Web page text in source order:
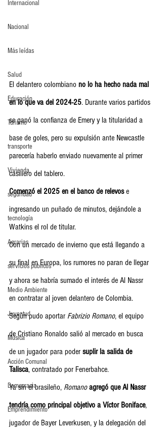
Internacional
Nacional
Más leídas
Salud
Educación
Turismo
transporte
Vivienda
seguridad
tecnología
Agrarias
servicios publicos
Medio Ambiente
Juventud
Música
Acción Comunal
Democracia
Emprendimiento
El delantero colombiano no lo ha hecho nada mal
en lo que va del 2024-25. Durante varios partidos
se ganó la confianza de Emery y la titularidad a
base de goles, pero su expulsión ante Newcastle
parecería haberlo enviado nuevamente al primer
casillero del tablero.
Comenzó el 2025 en el banco de relevos e
ingresando un puñado de minutos, dejándole a
Watkins el rol de titular.
Con un mercado de invierno que está llegando a
su final en Europa, los rumores no paran de llegar
y ahora se habría sumado el interés de Al Nassr
en contratar al joven delantero de Colombia.
Según pudo aportar Fabrizio Romano, el equipo
de Cristiano Ronaldo salió al mercado en busca
de un jugador para poder suplir la salida de
Talisca, contratado por Fenerbahce.
Ya sin el brasileño, Romano agregó que Al Nassr
tendría como principal objetivo a Víctor Boniface,
jugador de Bayer Leverkusen, y la delegación del